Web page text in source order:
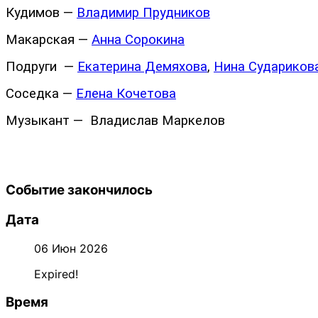
Кудимов — Владимир Прудников
Макарская — Анна Сорокина
Подруги — Екатерина Демяхова, Нина
Соседка — Елена Кочетова
Музыкант — Владислав Маркелов
Событие закончилось
Дата
06 Июн 2026
Expired!
Время